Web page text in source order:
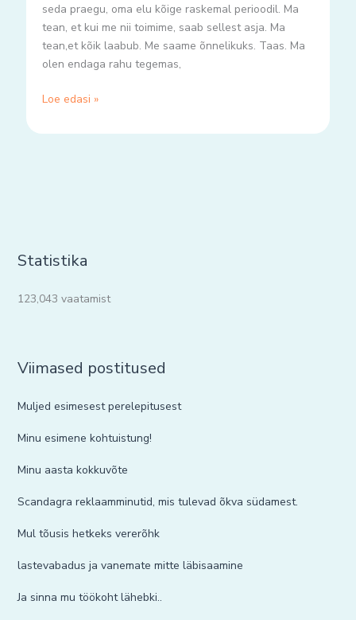
seda praegu, oma elu kõige raskemal perioodil. Ma
tean, et kui me nii toimime, saab sellest asja. Ma
tean,et kõik laabub. Me saame õnnelikuks. Taas. Ma
olen endaga rahu tegemas,
Loe edasi »
Statistika
123,043 vaatamist
Viimased postitused
Muljed esimesest perelepitusest
Minu esimene kohtuistung!
Minu aasta kokkuvõte
Scandagra reklaamminutid, mis tulevad õkva südamest.
Mul tõusis hetkeks vererõhk
lastevabadus ja vanemate mitte läbisaamine
Ja sinna mu töökoht lähebki..